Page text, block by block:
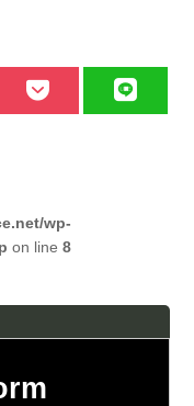
wp-
on line8